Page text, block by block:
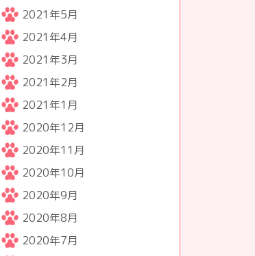
2021年5月
2021年4月
2021年3月
2021年2月
2021年1月
2020年12月
2020年11月
2020年10月
2020年9月
2020年8月
2020年7月